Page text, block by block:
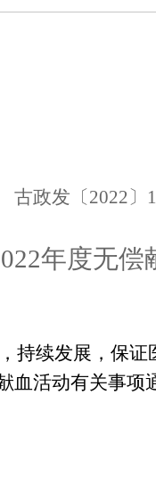
古政发〔2022〕
年度无偿
持续发展，保
血活动有关事项